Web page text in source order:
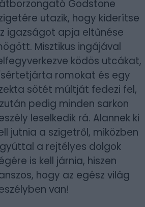
Godstone
utazik, hogy kiderítse
igazságot apja eltűnése
Misztikus ingájával
ködös utcákat,
romokat és egy
sötét múltját fedezi fel,
pedig minden sarkon
leselkedik rá. Alannek ki
jutnia a szigetről, miközben
a rejtélyes dolgok
is kell járnia, hiszen
hogy az egész világ
van!